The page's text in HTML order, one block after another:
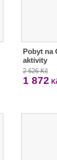
Pobyt na
aktivity
2 626 Kč
1 872